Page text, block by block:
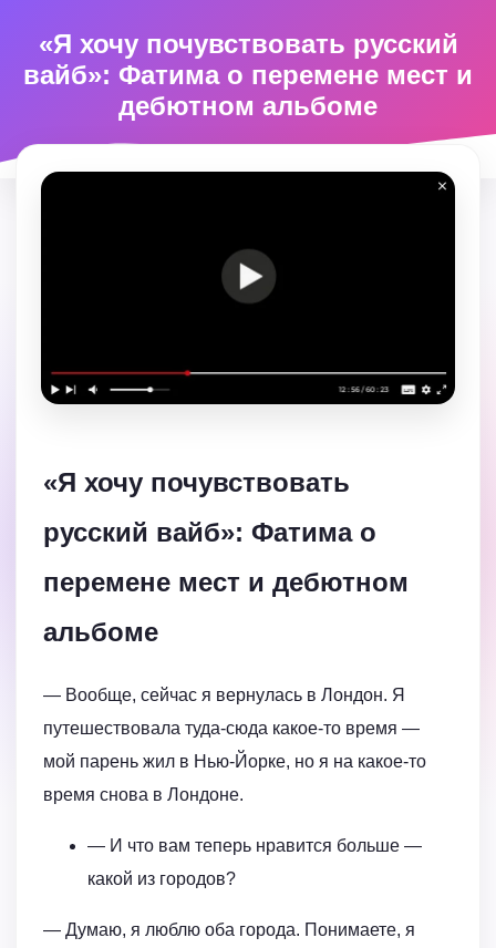
«Я хочу почувствовать русский
вайб»: Фатима о перемене мест и
дебютном альбоме
«Я хочу почувствовать
русский вайб»: Фатима о
перемене мест и дебютном
альбоме
— Вообще, сейчас я вернулась в Лондон. Я
путешествовала туда-сюда какое-то время —
мой парень жил в Нью-Йорке, но я на какое-то
время снова в Лондоне.
— И что вам теперь нравится больше —
какой из городов?
— Думаю, я люблю оба города. Понимаете, я